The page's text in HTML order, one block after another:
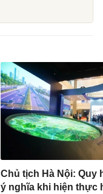
Chủ tịch Hà Nội: Quy
ý nghĩa khi hiện thực